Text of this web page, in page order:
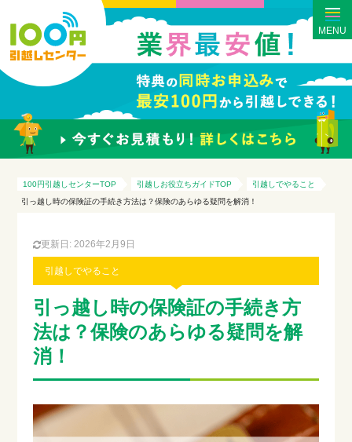
MENU
100円引越しセンターTOP 引越しお役立ちガイドTOP
引越しでやること
引っ越し時の保険証の手続き方法は？保険のあらゆる疑問を解消！
引越しでやること
更新日: 2026年2月9日
引っ越し時の保険証の手続き方
法は？保険のあらゆる疑問を解
消！